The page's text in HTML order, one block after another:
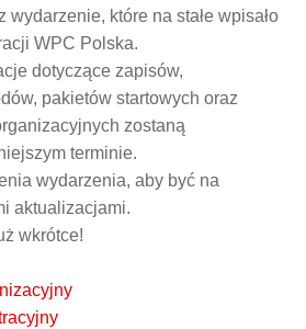
wydarzenie, które na stałe wpisało
WPC Polska.
dotyczące zapisów,
pakietów startowych oraz
zostaną
terminie.
wydarzenia, aby być na
aktualizacjami.
wkrótce!